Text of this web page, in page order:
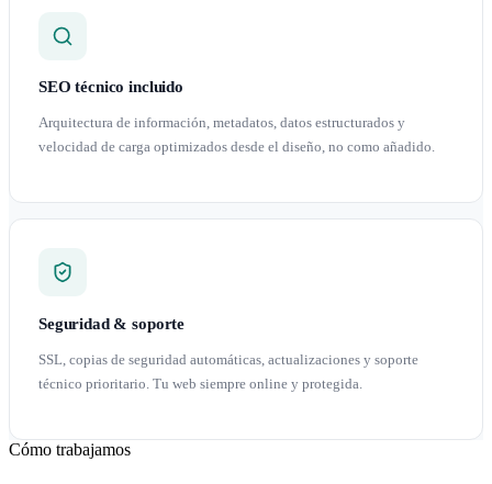
SEO técnico incluido
Arquitectura de información, metadatos, datos estructurados y
velocidad de carga optimizados desde el diseño, no como añadido.
Seguridad & soporte
SSL, copias de seguridad automáticas, actualizaciones y soporte
técnico prioritario. Tu web siempre online y protegida.
Cómo trabajamos